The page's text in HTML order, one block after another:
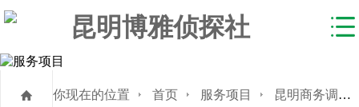
你现在的位置 首页 服务项目 昆明商务调查